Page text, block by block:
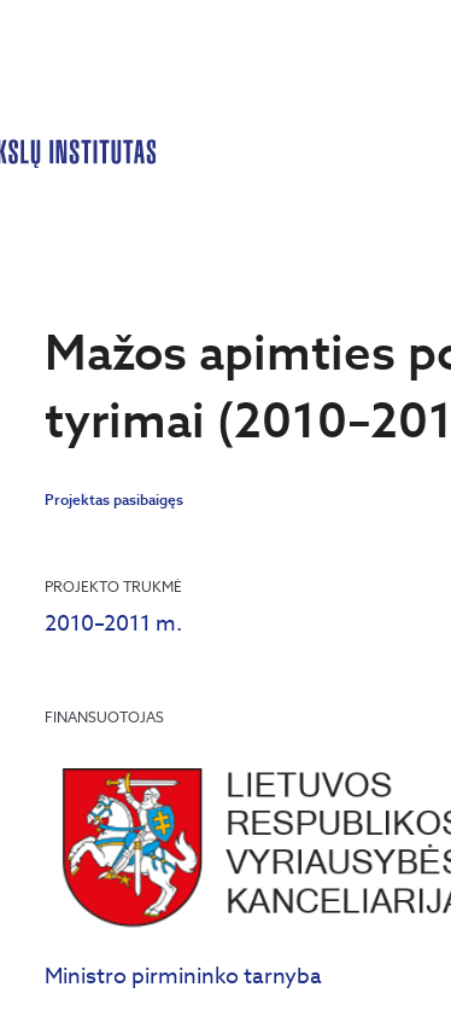
Mažos apimties
tyrimai
Projektas pasibaigęs
PROJEKTO TRUKMĖ
2010–2011 m.
FINANSUOTOJAS
Ministro pirmininko tarnyba